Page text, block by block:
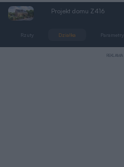
Projekt domu Z416
Rzuty Działka Parametry
REKLAMA